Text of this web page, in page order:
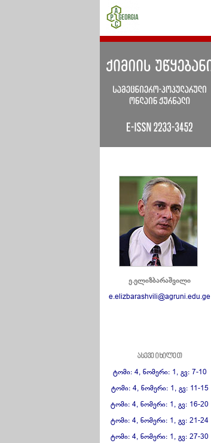
ე.ელიზბარაშვილი
e.elizbarashvili@agruni.edu.ge
ასევე იხილეთ
ტომი: 4, ნომერი: 1, გვ: 7-10
ტომი: 4, ნომერი: 1, გვ: 11-15
ტომი: 4, ნომერი: 1, გვ: 16-20
ტომი: 4, ნომერი: 1, გვ: 21-24
ტომი: 4, ნომერი: 1, გვ: 27-30